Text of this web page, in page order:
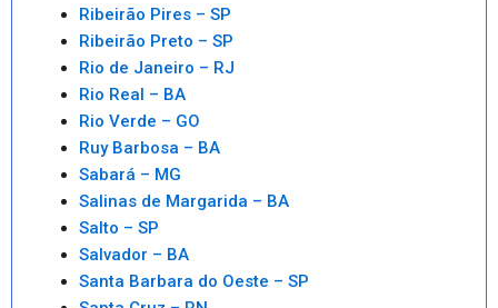
Ribeirão Pires – SP
Ribeirão Preto – SP
Rio de Janeiro – RJ
Rio Real – BA
Rio Verde – GO
Ruy Barbosa – BA
Sabará – MG
Salinas de Margarida – BA
Salto – SP
Salvador – BA
Santa Barbara do Oeste – SP